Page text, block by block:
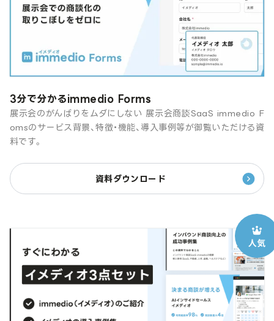
3分で分かるimmedio Forms
展示会のがんばりをムダにしない 展示会商談SaaS immedio F
omsのサービス背景、特徴・機能、導入事例等が御覧いただける資
料です。
資料ダウンロード